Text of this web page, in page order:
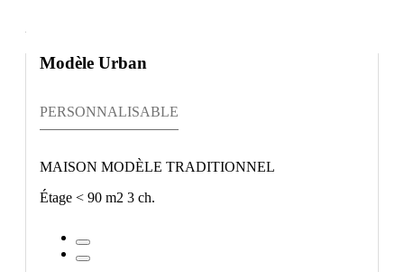
Modèle Urban
PERSONNALISABLE
MAISON MODÈLE TRADITIONNEL
Étage < 90 m2 3 ch.